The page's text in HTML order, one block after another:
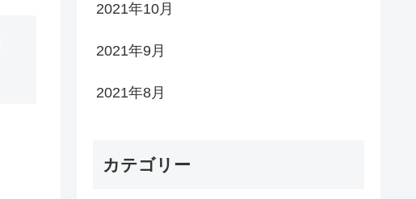
2021年10月
2021年9月
2021年8月
カテゴリー